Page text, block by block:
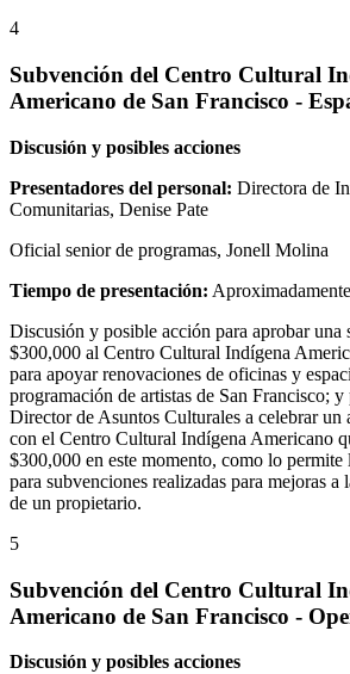
4
Subvención del Centro Cultural
Americano de San Francisco -
Discusión y posibles acciones
Presentadores del personal: Directora de
Comunitarias, Denise Pate
Oficial senior de programas, Jonell Molina
Tiempo de presentación:
Discusión y posible acción para aprobar una
$300,000 al Centro Cultural Indígena
para apoyar renovaciones de oficinas y
programación de artistas de San Francisco; y
Director de Asuntos Culturales a celebrar un
con el Centro Cultural Indígena Americano
$300,000 en este momento, como lo
para subvenciones realizadas para mejoras a
de un propietario.
5
Subvención del Centro Cultural
Americano de San Francisco -
Discusión y posibles acciones